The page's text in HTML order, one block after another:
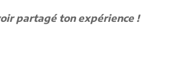
partagé ton expérience !